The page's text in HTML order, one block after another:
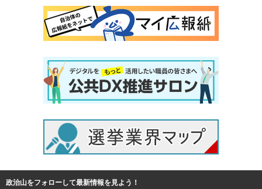
政治山をフォローして最新情報を見よう！